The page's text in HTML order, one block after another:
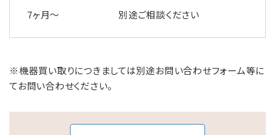
7ヶ月～
別途ご相談ください
※機器買い取りにつきましては別途お問い合わせフォーム等に
てお問い合わせください。